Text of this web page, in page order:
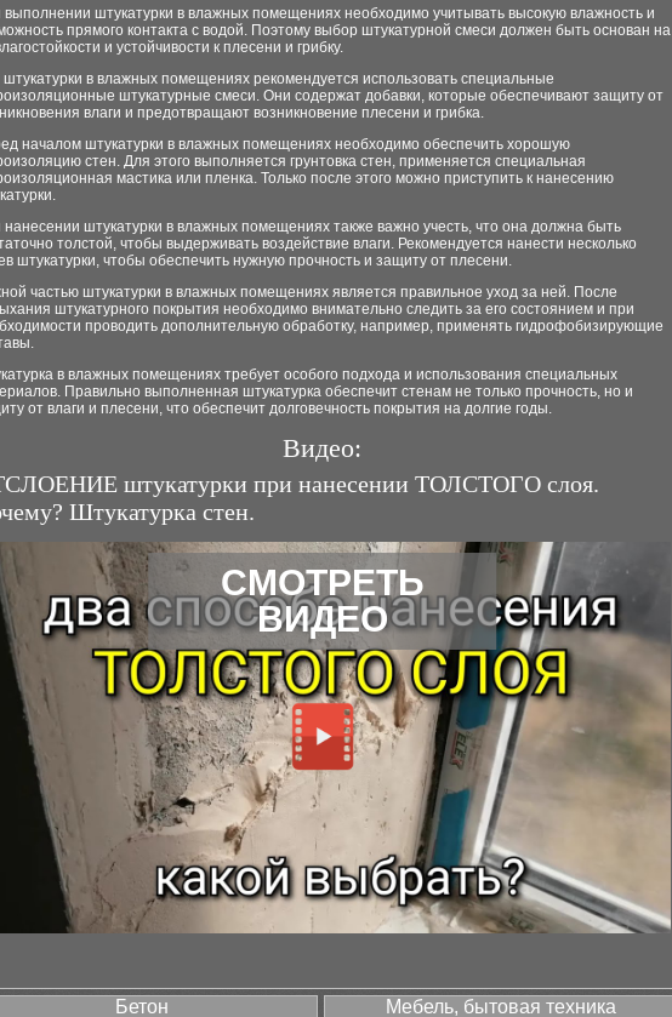
выполнении штукатурки в влажных помещениях необходимо учитывать высокую влажность и
прямого контакта с водой. Поэтому выбор штукатурной смеси должен быть основан на
и устойчивости к плесени и грибку.
в влажных помещениях рекомендуется использовать специальные
штукатурные смеси. Они содержат добавки, которые обеспечивают защиту от
влаги и предотвращают возникновение плесени и грибка.
началом штукатурки в влажных помещениях необходимо обеспечить хорошую
стен. Для этого выполняется грунтовка стен, применяется специальная
мастика или пленка. Только после этого можно приступить к нанесению
нанесении штукатурки в влажных помещениях также важно учесть, что она должна быть
толстой, чтобы выдерживать воздействие влаги. Рекомендуется нанести несколько
штукатурки, чтобы обеспечить нужную прочность и защиту от плесени.
частью штукатурки в влажных помещениях является правильное уход за ней. После
штукатурного покрытия необходимо внимательно следить за его состоянием и при
проводить дополнительную обработку, например, применять гидрофобизирующие
в влажных помещениях требует особого подхода и использования специальных
Правильно выполненная штукатурка обеспечит стенам не только прочность, но и
от влаги и плесени, что обеспечит долговечность покрытия на долгие годы.
Видео:
штукатурки при нанесении ТОЛСТОГО слоя.
Штукатурка стен.
СМОТРЕТЬ
ВИДЕО
Бетон Мебель, бытовая техника